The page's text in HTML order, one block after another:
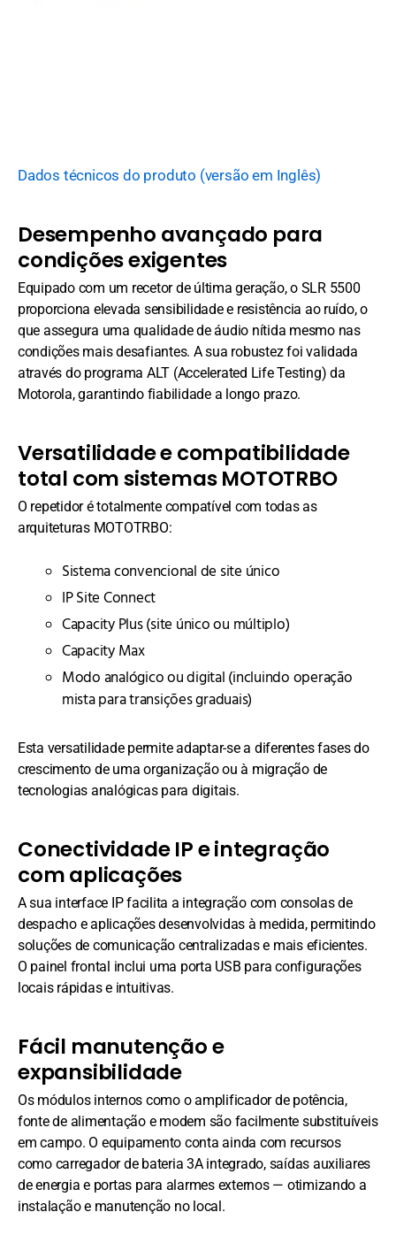
Dados técnicos do produto (versão em Inglês)
Desempenho avançado para
condições exigentes
Equipado com um recetor de última geração, o SLR 5500
proporciona elevada sensibilidade e resistência ao ruído, o
que assegura uma qualidade de áudio nítida mesmo nas
condições mais desafiantes. A sua robustez foi validada
através do programa ALT (Accelerated Life Testing) da
Motorola, garantindo fiabilidade a longo prazo.
Versatilidade e compatibilidade
total com sistemas MOTOTRBO
O repetidor é totalmente compatível com todas as
arquiteturas MOTOTRBO:
Sistema convencional de site único
IP Site Connect
Capacity Plus (site único ou múltiplo)
Capacity Max
Modo analógico ou digital (incluindo operação
mista para transições graduais)
Esta versatilidade permite adaptar-se a diferentes fases do
crescimento de uma organização ou à migração de
tecnologias analógicas para digitais.
Conectividade IP e integração
com aplicações
A sua interface IP facilita a integração com consolas de
despacho e aplicações desenvolvidas à medida, permitindo
soluções de comunicação centralizadas e mais eficientes.
O painel frontal inclui uma porta USB para configurações
locais rápidas e intuitivas.
Fácil manutenção e
expansibilidade
Os módulos internos como o amplificador de potência,
fonte de alimentação e modem são facilmente substituíveis
em campo. O equipamento conta ainda com recursos
como carregador de bateria 3A integrado, saídas auxiliares
de energia e portas para alarmes externos — otimizando a
instalação e manutenção no local.